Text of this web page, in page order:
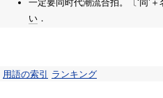
一定要同时代潮流合拍。〔‘同’＋
い ．
用語の索引 ランキング